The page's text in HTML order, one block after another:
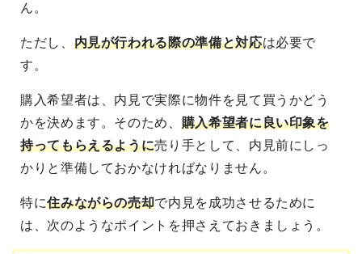
ん。
ただし、 内見が行われる際の準備と対応は必要で
す。
購入希望者は、内見で実際に物件を見て買うかどう
かを決めます。そのため、 購入希望者に良い印象を
持ってもらえるように売り手として、 内見前にしっ
かりと準備しておかなければなりません。
特に住みながらの売却で内見を成功させるために
は、次のようなポイントを押さえておきましょう。